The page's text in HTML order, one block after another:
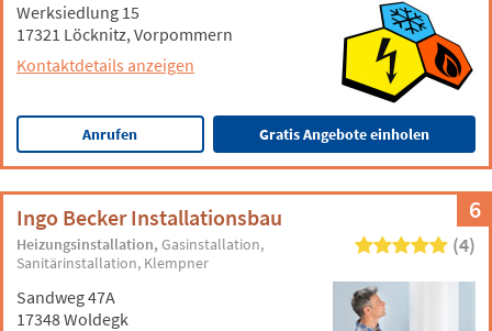
Werksiedlung 15
17321 Löcknitz, Vorpommern
Kontaktdetails anzeigen
Anrufen Gratis Angebote einholen
6
Ingo Becker Installationsbau
Heizungsinstallation Gasinstallation
Sanitärinstallation Klempner
(4)
Sandweg 47A
17348 Woldegk